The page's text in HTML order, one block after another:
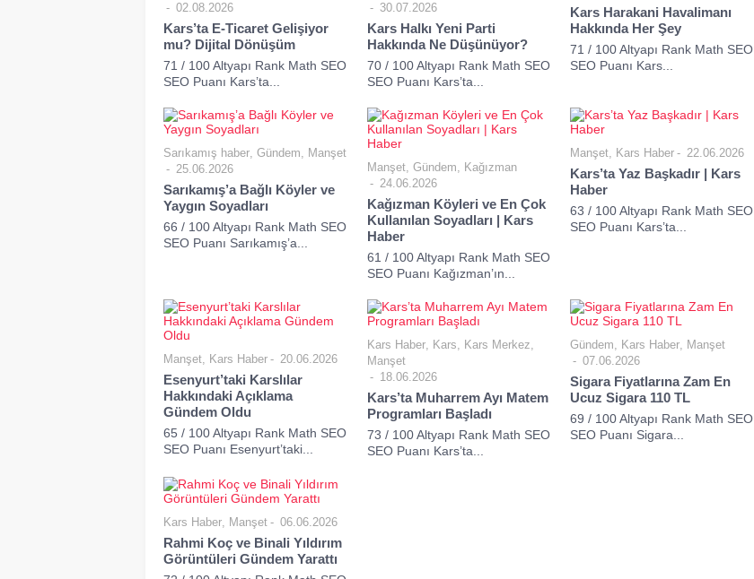
02.08.2026
Kars’ta E-Ticaret Gelişiyor
mu? Dijital Dönüşüm
71 / 100 Altyapı Rank Math SEO
SEO Puanı Kars’ta...
30.07.2026
Kars Halkı Yeni Parti
Hakkında Ne Düşünüyor?
70 / 100 Altyapı Rank Math SEO
SEO Puanı Kars’ta...
Kars Harakani Havalimanı
Hakkında Her Şey
71 / 100 Altyapı Rank Math SEO
SEO Puanı Kars...
Sarıkamış haber, Gündem, Manşet
25.06.2026
Sarıkamış’a Bağlı Köyler ve
Yaygın Soyadları
66 / 100 Altyapı Rank Math SEO
SEO Puanı Sarıkamış’a...
Manşet, Gündem, Kağızman
24.06.2026
Kağızman Köyleri ve En Çok
Kullanılan Soyadları | Kars
Haber
61 / 100 Altyapı Rank Math SEO
SEO Puanı Kağızman’ın...
Manşet, Kars Haber 22.06.2026
Kars’ta Yaz Başkadır | Kars
Haber
63 / 100 Altyapı Rank Math SEO
SEO Puanı Kars’ta...
Manşet, Kars Haber 20.06.2026
Esenyurt’taki Karslılar
Hakkındaki Açıklama
Gündem Oldu
65 / 100 Altyapı Rank Math SEO
SEO Puanı Esenyurt’taki...
Kars Haber, Kars, Kars Merkez,
Manşet
18.06.2026
Kars’ta Muharrem Ayı Matem
Programları Başladı
73 / 100 Altyapı Rank Math SEO
SEO Puanı Kars’ta...
Gündem, Kars Haber, Manşet
07.06.2026
Sigara Fiyatlarına Zam En
Ucuz Sigara 110 TL
69 / 100 Altyapı Rank Math SEO
SEO Puanı Sigara...
Kars Haber, Manşet 06.06.2026
Rahmi Koç ve Binali Yıldırım
Görüntüleri Gündem Yarattı